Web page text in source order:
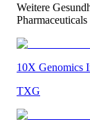
Weitere
10X Genomics
TXG